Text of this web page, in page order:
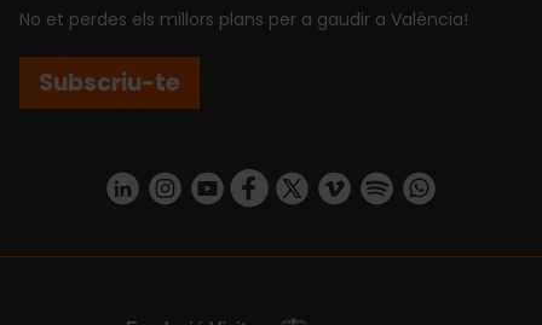
No et perdes els millors plans per a gaudir a València!
Subscriu-te
https://www.linkedin.com/company/turismo-valencia/mycompany/
https://www.instagram.com/visit_valencia/
https://www.youtube.com/user/
https://www.facebook.com/
https://twitter.com/
https://vimeo.com/
https://https://api.whatsapp.com/